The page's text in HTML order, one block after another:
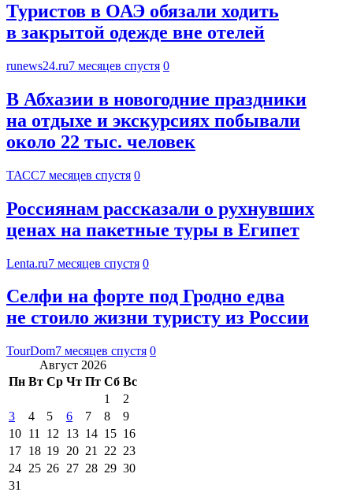
Туристов в ОАЭ обязали ходить
в закрытой одежде вне отелей
runews24.ru7 месяцев спустя 0
В Абхазии в новогодние праздники
на отдыхе и экскурсиях побывали
около 22 тыс. человек
ТАСС7 месяцев спустя 0
Россиянам рассказали о рухнувших
ценах на пакетные туры в Египет
Lenta.ru7 месяцев спустя 0
Селфи на форте под Гродно едва
не стоило жизни туристу из России
TourDom7 месяцев спустя 0
Август 2026
Пн Вт Ср Чт Пт Сб Вс
1
2
3
4 5 6 7 8
9
10 11 12 13 14 15 16
17 18 19 20 21 22 23
24 25 26 27 28 29 30
31